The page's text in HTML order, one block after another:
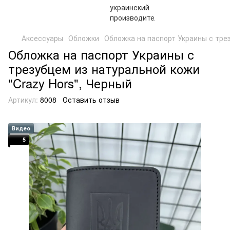
Аксессуары Обложки Обложка на паспорт Украины с
Обложка на паспорт Украины с
трезубцем из натуральной кожи
"Crazy Hors", Черный
Артикул: 8008 Оставить отзыв
Видео
5